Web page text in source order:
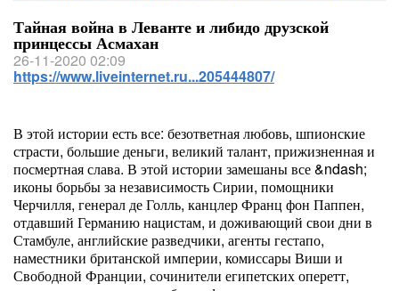
Тайная война в Леванте и либидо друзской
принцессы Асмахан
26-11-2020 02:09
https://www.liveinternet.ru...205444807/
В этой истории есть все: безответная любовь, шпионские
страсти, большие деньги, великий талант, прижизненная и
посмертная слава. В этой истории замешаны все &ndash;
иконы борьбы за независимость Сирии, помощники
Черчилля, генерал де Голль, канцлер Франц фон Паппен,
отдавший Германию нацистам, и доживающий свои дни в
Стамбуле, английские разведчики, агенты гестапо,
наместники британской империи, комиссары Виши и
Свободной Франции, сочинители египетских оперетт,